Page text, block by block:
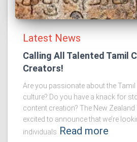
Latest News
Calling All Talented Tamil
Creators!
Are you passionate about the Tamil
culture? Do you have a knack for
content creation? The New
excited to announce that we’re
individuals Read more